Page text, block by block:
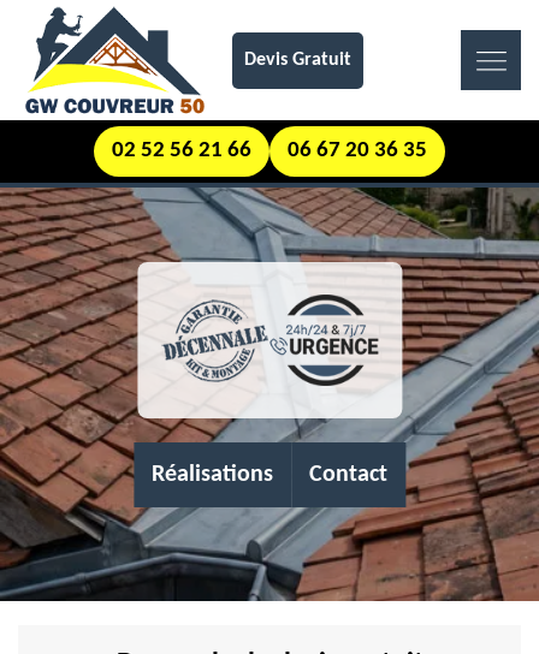
Devis Gratuit
02 52 56 21 66 06 67 20 36 35
Réalisations Contact